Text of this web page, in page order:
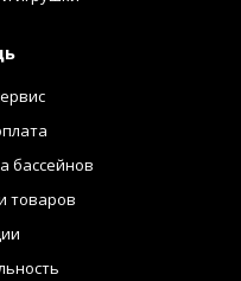
бассейнов
товаров